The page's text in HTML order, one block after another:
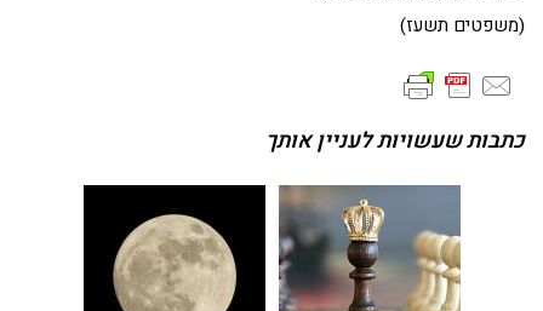
(משפטים תשעז)
כתבות שעשויות לעניין אותך